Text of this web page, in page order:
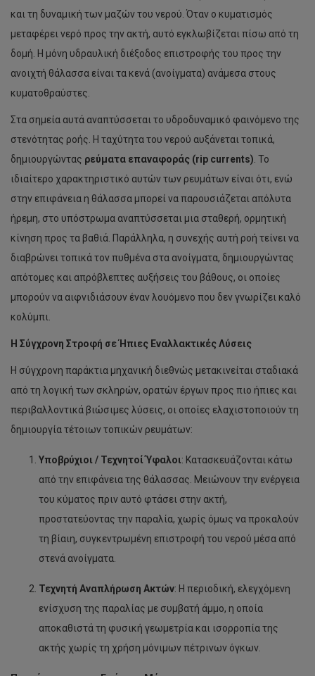
και τη δυναμική των μαζών του νερού. Όταν ο κυματισμός
μεταφέρει νερό προς την ακτή, αυτό εγκλωβίζεται πίσω από τη
δομή. Η μόνη υδραυλική διέξοδος επιστροφής του προς την
ανοιχτή θάλασσα είναι τα κενά (ανοίγματα) ανάμεσα στους
κυματοθραύστες.
Στα σημεία αυτά αναπτύσσεται το υδροδυναμικό φαινόμενο της
στενότητας ροής. Η ταχύτητα του νερού αυξάνεται τοπικά,
δημιουργώντας ρεύματα επαναφοράς (rip currents) . Το
ιδιαίτερο χαρακτηριστικό αυτών των ρευμάτων είναι ότι, ενώ
στην επιφάνεια η θάλασσα μπορεί να παρουσιάζεται απόλυτα
ήρεμη, στο υπόστρωμα αναπτύσσεται μια σταθερή, ορμητική
κίνηση προς τα βαθιά. Παράλληλα, η συνεχής αυτή ροή τείνει να
διαβρώνει τοπικά τον πυθμένα στα ανοίγματα, δημιουργώντας
απότομες και απρόβλεπτες αυξήσεις του βάθους, οι οποίες
μπορούν να αιφνιδιάσουν έναν λουόμενο που δεν γνωρίζει καλό
κολύμπι.
Η Σύγχρονη Στροφή σε Ήπιες Εναλλακτικές Λύσεις
Η σύγχρονη παράκτια μηχανική διεθνώς μετακινείται σταδιακά
από τη λογική των σκληρών, ορατών έργων προς πιο ήπιες και
περιβαλλοντικά βιώσιμες λύσεις, οι οποίες ελαχιστοποιούν τη
δημιουργία τέτοιων τοπικών ρευμάτων:
Υποβρύχιοι / Τεχνητοί Ύφαλοι: Κατασκευάζονται κάτω
από την επιφάνεια της θάλασσας. Μειώνουν την ενέργεια
του κύματος πριν αυτό φτάσει στην ακτή,
προστατεύοντας την παραλία, χωρίς όμως να προκαλούν
τη βίαιη, συγκεντρωμένη επιστροφή του νερού μέσα από
στενά ανοίγματα.
Τεχνητή Αναπλήρωση Ακτών: Η περιοδική, ελεγχόμενη
ενίσχυση της παραλίας με συμβατή άμμο, η οποία
αποκαθιστά τη φυσική γεωμετρία και ισορροπία της
ακτής χωρίς τη χρήση μόνιμων πέτρινων όγκων.